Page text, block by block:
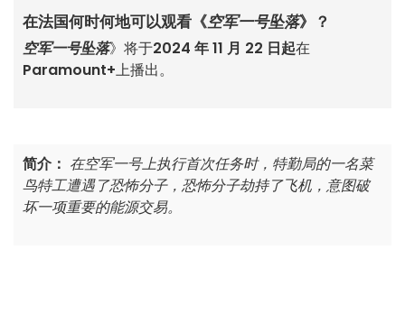
在法国何时何地可以观看《空军一号坠落》？
空军一号坠落》将于2024 年 11 月 22 日起在
Paramount+上播出。
简介： 在空军一号上执行首次任务时，特勤局的一名菜
鸟特工遭遇了恐怖分子，恐怖分子劫持了飞机，意图破
坏一项重要的能源交易。